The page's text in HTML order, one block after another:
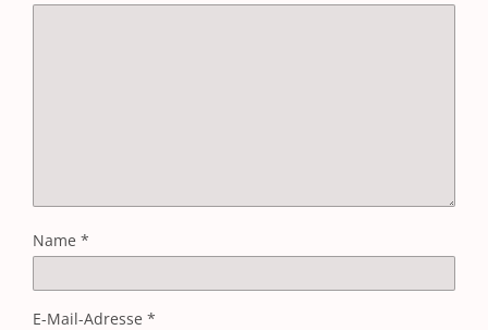
Name *
E-Mail-Adresse *